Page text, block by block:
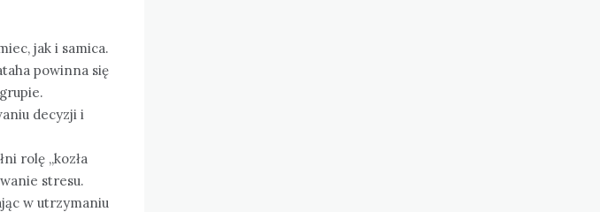
jak i samica.
powinna się
decyzji i
rolę „kozła
stresu.
w utrzymaniu